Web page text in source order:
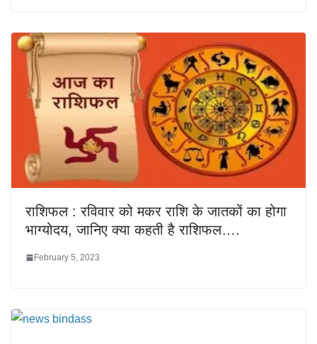
राशिफल : रविवार को मकर राशि के जातकों का होगा
भाग्योदय, जानिए क्या कहती है राशिफल….
February 5, 2023